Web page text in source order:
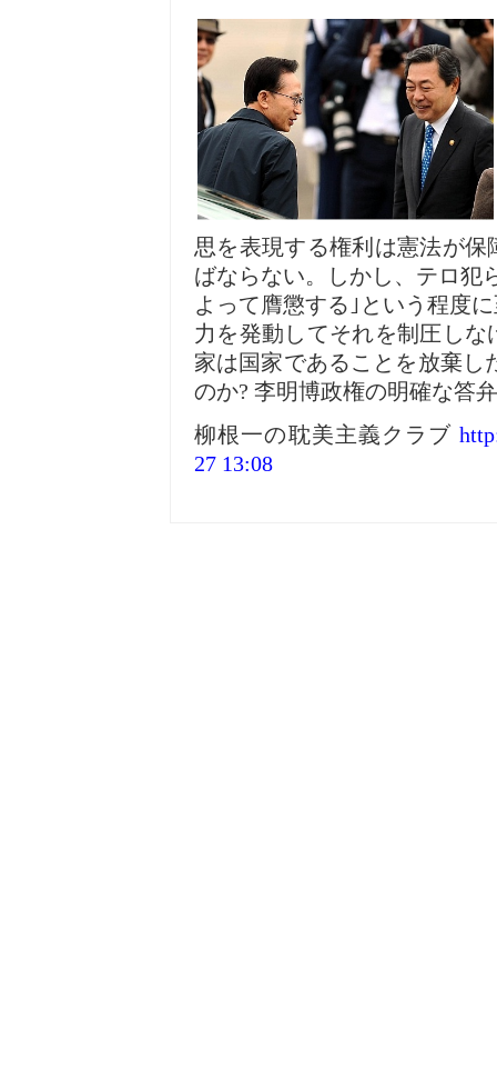
思を表現する権利は憲法が
ばならない。しかし、テロ犯
よって膺懲する｣という程度
力を発動してそれを制圧し
家は国家であることを放棄し
のか? 李明博政権の明確な答
柳根一の耽美主義クラブ
27 13:08